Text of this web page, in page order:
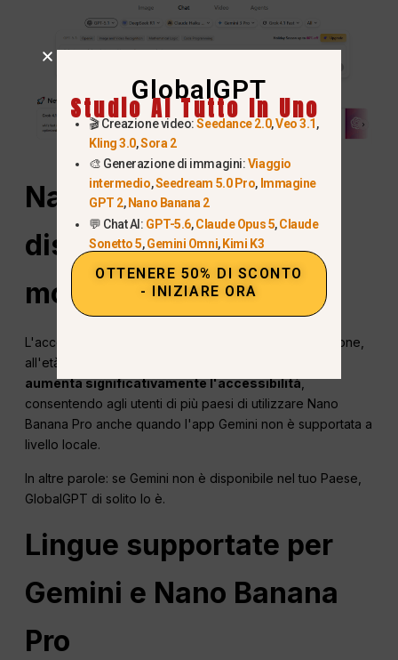
Nano Banana Pro è
disponibile in tutto il
mondo?
L'accesso ufficiale a Gemini è limitato in base alla regione,
all'età e al metodo di pagamento. Ma
aumenta significativamente l'accessibilità,
consentendo agli utenti di più paesi di utilizzare Nano
Banana Pro anche quando l'app Gemini non è supportata a
livello locale.
In altre parole: se Gemini non è disponibile nel tuo Paese,
GlobalGPT di solito lo è.
Lingue supportate per
Gemini e Nano Banana
Pro
GlobalGPT
Studio AI Tutto In Uno
🎬 Creazione video:Seedance 2.0,Veo 3.1,
Kling 3.0,Sora 2
🎨 Generazione di immagini:Viaggio
intermedio,Seedream 5.0 Pro, Immagine
GPT 2,Nano Banana 2
💬 Chat AI: GPT-5.6,Claude Opus 5,Claude
Sonetto 5,Gemini Omni,Kimi K3
OTTENERE 50% DI SCONTO
- INIZIARE ORA